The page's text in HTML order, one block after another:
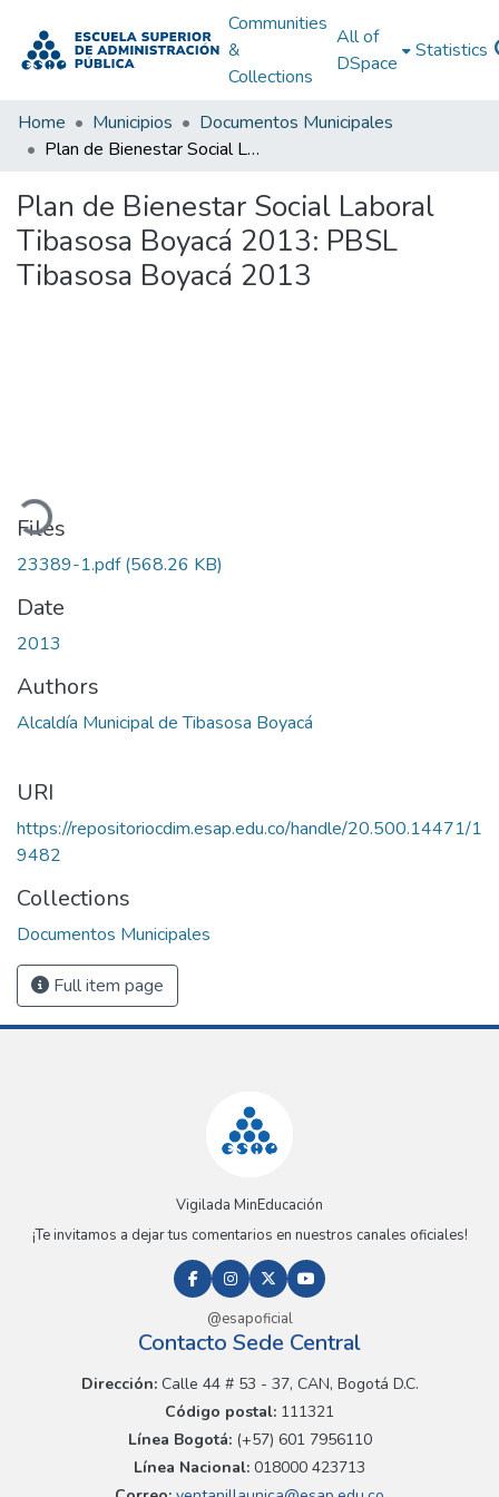
Communities
&
Collections
All of
DSpace
Statistics
Home Municipios
Documentos Municipales
Plan de Bienestar Social Laboral Tibasosa Boyacá 2013: PBSL Tibasosa Boyacá 2013
Plan de Bienestar Social Laboral
Tibasosa Boyacá 2013: PBSL
Tibasosa Boyacá 2013
Files
23389-1.pdf(568.26 KB)
Date
2013
Authors
Alcaldía Municipal de Tibasosa Boyacá
URI
https://repositoriocdim.esap.edu.co/handle/20.500.14471/1
9482
Collections
Documentos Municipales
Full item page
Vigilada MinEducación
¡Te invitamos a dejar tus comentarios en nuestros canales oficiales!
@esapoficial
Contacto Sede Central
Dirección:Calle 44 # 53 - 37, CAN, Bogotá D.C.
Código postal: 111321
Línea Bogotá:(+57) 601 7956110
Línea Nacional: 018000 423713